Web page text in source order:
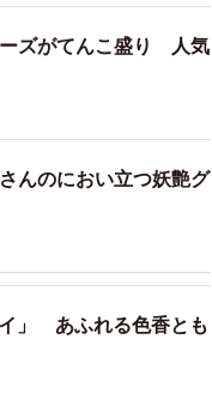
ズがてんこ盛り 人気
んのにおい立つ妖艶グ
」 あふれる色香とも